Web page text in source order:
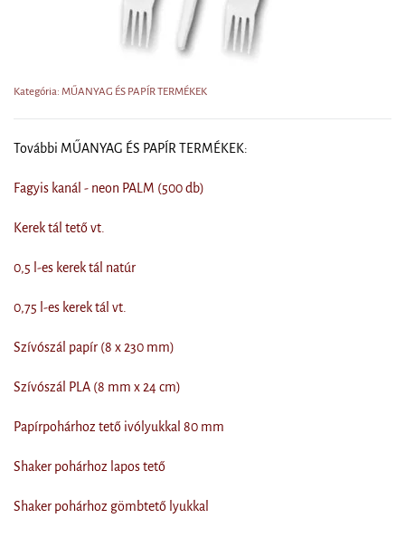
Kategória: MŰANYAG ÉS PAPÍR TERMÉKEK
További MŰANYAG ÉS PAPÍR TERMÉKEK:
Fagyis kanál - neon PALM (500 db)
Kerek tál tető vt.
0,5 l-es kerek tál natúr
0,75 l-es kerek tál vt.
Szívószál papír (8 x 230 mm)
Szívószál PLA (8 mm x 24 cm)
Papírpohárhoz tető ivólyukkal 80 mm
Shaker pohárhoz lapos tető
Shaker pohárhoz gömbtető lyukkal